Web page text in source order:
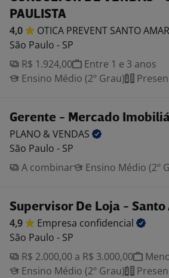
PAULISTA
4,0 OTICA PREVENT SANTO
São Paulo - SP
R$ 1.924,00
Entre 1 e 3 anos
Ensino Médio (2º Grau)
Gerente - Mercado
PLANO & VENDAS
São Paulo - SP
A combinar
Ensino Médio (2º
Supervisor De Loja - Santo
4,9 Empresa confidencial
São Paulo - SP
R$ 2.000,00 a R$ 3.000,00
Ensino Médio (2º Grau)